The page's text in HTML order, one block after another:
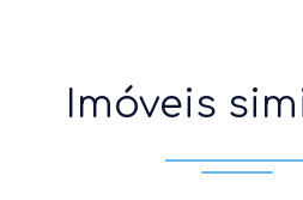
Imóveis